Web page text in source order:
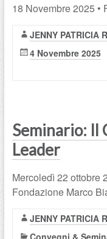
18 Novembre 2025 •
JENNY PATRICIA
4 Novembre 2025
Seminario:
Leader
Mercoledì 22 ottobre
Fondazione Marco
JENNY PATRICIA
Convegni &